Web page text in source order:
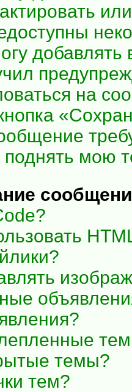
добавлять
на
поднять мою
темы?
тем?